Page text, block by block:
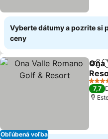
Vyberte dátumy a pozrite si
ceny
Obľúbená voľba
Ona
4
7,7